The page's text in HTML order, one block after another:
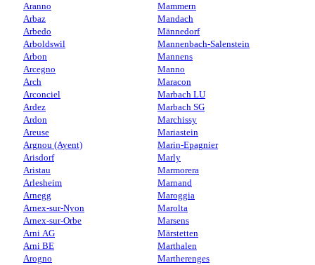
Aranno
Arbaz
Arbedo
Arboldswil
Arbon
Arcegno
Arch
Arconciel
Ardez
Ardon
Areuse
Argnou (Ayent)
Arisdorf
Aristau
Arlesheim
Arnegg
Arnex-sur-Nyon
Arnex-sur-Orbe
Arni AG
Arni BE
Arogno
Mammern
Mandach
Männedorf
Mannenbach-Salenstein
Mannens
Manno
Maracon
Marbach LU
Marbach SG
Marchissy
Mariastein
Marin-Epagnier
Marly
Marmorera
Marnand
Maroggia
Marolta
Marsens
Märstetten
Marthalen
Martherenges